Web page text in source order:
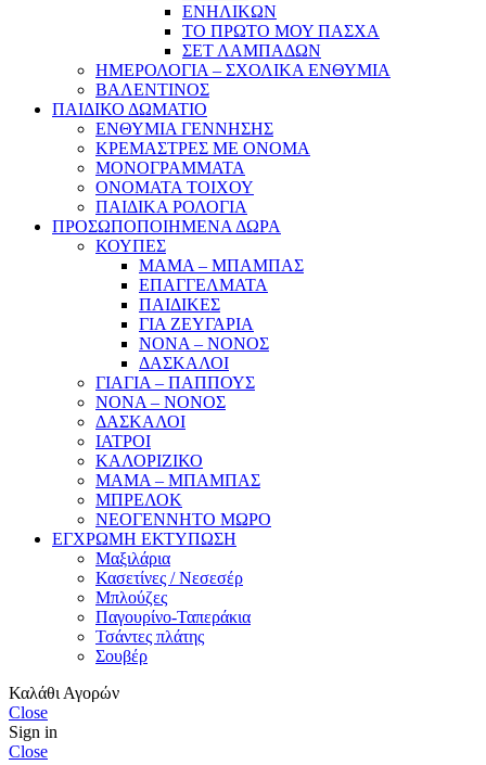
ΕΝΗΛΙΚΩΝ
ΤΟ ΠΡΩΤΟ ΜΟΥ ΠΑΣΧΑ
ΣΕΤ ΛΑΜΠΑΔΩΝ
ΗΜΕΡΟΛΟΓΙΑ – ΣΧΟΛΙΚΑ ΕΝΘΥΜΙΑ
ΒΑΛΕΝΤΙΝΟΣ
ΠΑΙΔΙΚΟ ΔΩΜΑΤΙΟ
ΕΝΘΥΜΙΑ ΓΕΝΝΗΣΗΣ
ΚΡΕΜΑΣΤΡΕΣ ΜΕ ΟΝΟΜΑ
ΜΟΝΟΓΡΑΜΜΑΤΑ
ΟΝΟΜΑΤΑ ΤΟΙΧΟΥ
ΠΑΙΔΙΚΑ ΡΟΛΟΓΙΑ
ΠΡΟΣΩΠΟΠΟΙΗΜΕΝΑ ΔΩΡΑ
ΚΟΥΠΕΣ
ΜΑΜΑ – ΜΠΑΜΠΑΣ
ΕΠΑΓΓΕΛΜΑΤΑ
ΠΑΙΔΙΚΕΣ
ΓΙΑ ΖΕΥΓΑΡΙΑ
ΝΟΝΑ – ΝΟΝΟΣ
ΔΑΣΚΑΛΟΙ
ΓΙΑΓΙΑ – ΠΑΠΠΟΥΣ
ΝΟΝΑ – ΝΟΝΟΣ
ΔΑΣΚΑΛΟΙ
ΙΑΤΡΟΙ
ΚΑΛΟΡΙΖΙΚΟ
ΜΑΜΑ – ΜΠΑΜΠΑΣ
ΜΠΡΕΛΟΚ
ΝΕΟΓΕΝΝΗΤΟ ΜΩΡΟ
ΕΓΧΡΩΜΗ ΕΚΤΥΠΩΣΗ
Μαξιλάρια
Κασετίνες / Νεσεσέρ
Μπλούζες
Παγουρίνο-Ταπεράκια
Τσάντες πλάτης
Σουβέρ
Καλάθι Αγορών
Close
Sign in
Close